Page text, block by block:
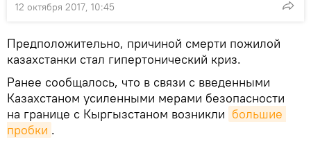
12 октября 2017, 10:45
Предположительно, причиной смерти пожилой
казахстанки стал гипертонический криз.
Ранее сообщалось, что в связи с введенными
Казахстаном усиленными мерами безопасности
на границе с Кыргызстаном возникли большие
пробки .